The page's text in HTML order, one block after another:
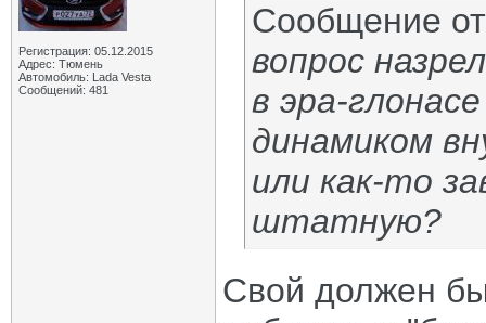
Регистрация: 05.12.2015
Адрес: Тюмень
Автомобиль: Lada Vesta
Сообщений: 481
Сообщение
вопрос назрел
в эра-
динамиком
или как-то
штатную?
Свой должен